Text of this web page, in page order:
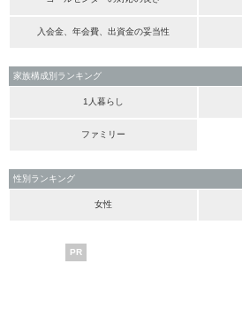
入会金、年会費、出資金の妥当性
家族構成別ランキング
1人暮らし
ファミリー
性別ランキング
女性
PR